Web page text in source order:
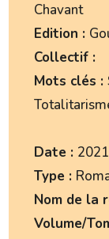
Chavant
Edition :
Collectif :
Mots clés :
Date : 2021
Type :
Nom de la
Volume/